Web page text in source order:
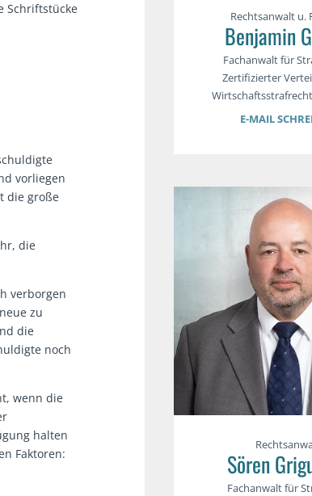
Schriftstücke
vorliegen
die große
die
verborgen
zu
die
noch
wenn die
halten
Faktoren:
Rechtsanwalt u.
Benjamin
Fachanwalt für
Zertifizierter
Wirtschaftsstrafrecht
E-MAIL
Sören
Fachanwalt für